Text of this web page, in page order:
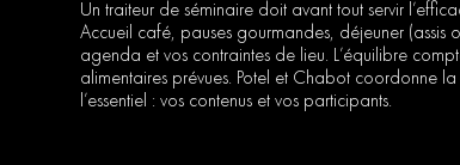
Un traiteur de séminaire doit avant tout servir
Accueil café, pauses gourmandes, déjeuner (assis
agenda et vos contraintes de lieu. L’équilibre
alimentaires prévues. Potel et Chabot coordonne
l’essentiel : vos contenus et vos participants.